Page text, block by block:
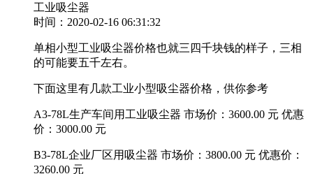
工业吸尘器
时间：2020-02-16 06:31:32
单相小型工业吸尘器价格也就三四千块钱的样子，三相
的可能要五千左右。
下面这里有几款工业小型吸尘器价格，供你参考
A3-78L生产车间用工业吸尘器 市场价：3600.00 元 优惠
价：3000.00 元
B3-78L企业厂区用吸尘器 市场价：3800.00 元 优惠价：
3260.00 元